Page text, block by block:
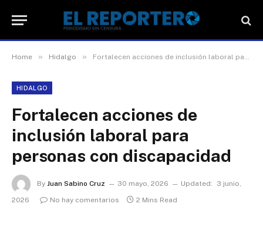
Home » Hidalgo » Fortalecen acciones de inclusión laboral para personas con discapacidad
HIDALGO
Fortalecen acciones de
inclusión laboral para
personas con discapacidad
By Juan Sabino Cruz 30 mayo, 2026 Updated:
3 junio,
2026
No hay comentarios 2 Mins Read